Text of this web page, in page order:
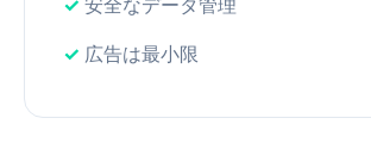
安全なデータ管理
広告は最小限